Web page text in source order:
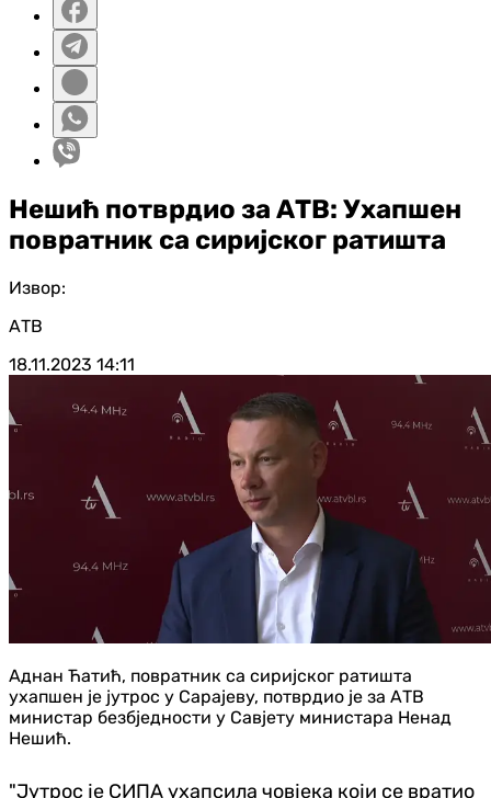
Нешић потврдио за АТВ: Ухапшен
повратник са сиријског ратишта
Извор:
АТВ
18.11.2023 14:11
Аднан Ћатић, повратник са сиријског ратишта
ухапшен је јутрос у Сарајеву, потврдио је за АТВ
министар безбједности у Савјету министара Ненад
Нешић.
"Јутрос је СИПА ухапсила човјека који се вратио